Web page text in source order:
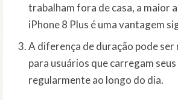
trabalham fora de casa, a maior
iPhone 8 Plus é uma vantagem
A diferença de duração pode
para usuários que carregam
regularmente ao longo do dia.